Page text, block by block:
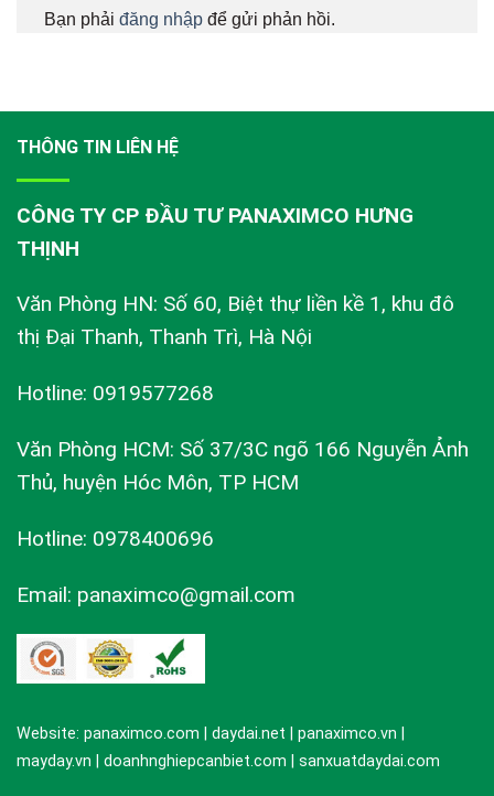
Bạn phải đăng nhập để gửi phản hồi.
THÔNG TIN LIÊN HỆ
CÔNG TY CP ĐẦU TƯ PANAXIMCO HƯNG
THỊNH
Văn Phòng HN: Số 60, Biệt thự liền kề 1, khu đô
thị Đại Thanh, Thanh Trì, Hà Nội
Hotline: 0919577268
Văn Phòng HCM: Số 37/3C ngõ 166 Nguyễn Ảnh
Thủ, huyện Hóc Môn, TP HCM
Hotline: 0978400696
Email: panaximco@gmail.com
Website: panaximco.com | daydai.net | panaximco.vn |
mayday.vn | doanhnghiepcanbiet.com | sanxuatdaydai.com